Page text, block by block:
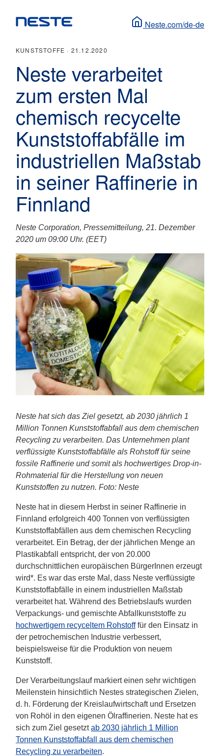
Neste.com/de-de
KUNSTSTOFFE · 21.12.2020
Neste verarbeitet
zum ersten Mal
chemisch recycelte
Kunststoffabfälle im
industriellen Maßstab
in seiner Raffinerie in
Finnland
Neste Corporation, Pressemitteilung, 21. Dezember
2020 um 09:00 Uhr. (EET)
Neste hat sich das Ziel gesetzt, ab 2030 jährlich 1
Million Tonnen Kunststoffabfall aus dem chemischen
Recycling zu verarbeiten. Das Unternehmen plant
verflüssigte Kunststoffabfälle als Rohstoff für seine
fossile Raffinerie und somit als hochwertiges Drop-in-
Rohmaterial für die Herstellung von neuen
Kunststoffen zu nutzen. Foto: Neste
Neste hat in diesem Herbst in seiner Raffinerie in
Finnland erfolgreich 400 Tonnen von verflüssigten
Kunststoffabfällen aus dem chemischen Recycling
verarbeitet. Ein Betrag, der der jährlichen Menge an
Plastikabfall entspricht, der von 20.000
durchschnittlichen europäischen BürgerInnen erzeugt
wird*. Es war das erste Mal, dass Neste verflüssigte
Kunststoffabfälle in einem industriellen Maßstab
verarbeitet hat. Während des Betriebslaufs wurden
Verpackungs- und gemischte Abfallkunststoffe zu
hochwertigem recyceltem Rohstofffür den Einsatz in
der petrochemischen Industrie verbessert,
beispielsweise für die Produktion von neuem
Kunststoff.
Der Verarbeitungslauf markiert einen sehr wichtigen
Meilenstein hinsichtlich Nestes strategischen Zielen,
d. h. Förderung der Kreislaufwirtschaft und Ersetzen
von Rohöl in den eigenen Ölraffinerien. Neste hat es
sich zum Ziel gesetztab 2030 jährlich 1 Million
Tonnen Kunststoffabfall aus dem chemischen
Recycling zu verarbeiten.